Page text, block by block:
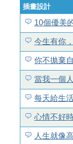
插畫設計
10個優美
今生有你
你不拋棄
當我一個
每天給生
心情不好
人生就像